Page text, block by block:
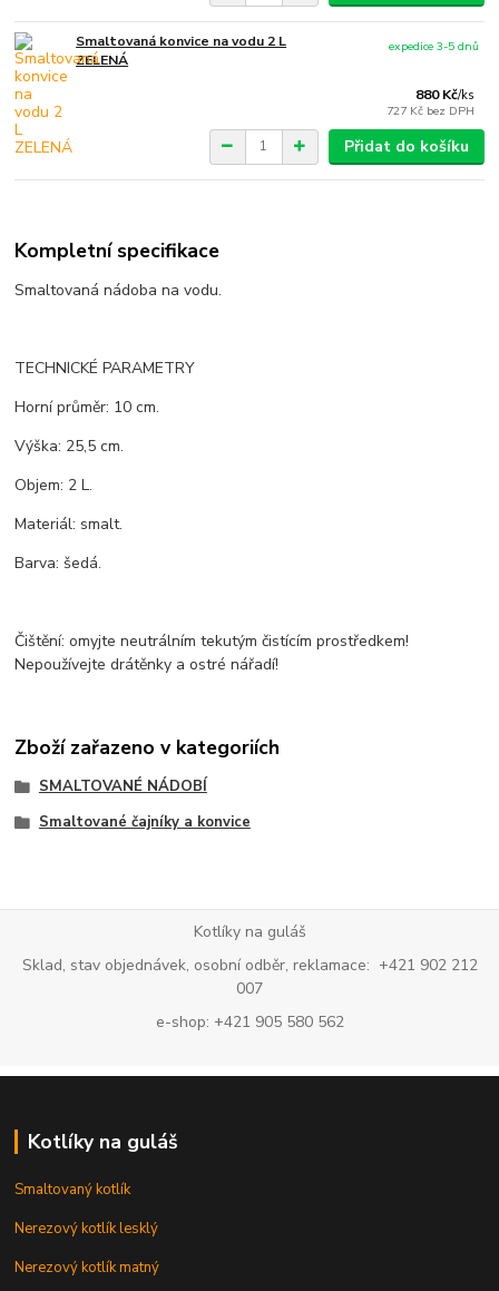
Smaltovaná konvice na vodu 2 L
ZELENÁ
880 Kč/ks
727 Kč bez DPH
expedice 3-5 dnů
Přidat do košíku
Kompletní specifikace
Smaltovaná nádoba na vodu.
TECHNICKÉ PARAMETRY
Horní průměr: 10 cm.
Výška: 25,5 cm.
Objem: 2 L.
Materiál: smalt.
Barva: šedá.
Čištění: omyjte neutrálním tekutým čistícím prostředkem!
Nepoužívejte drátěnky a ostré nářadí!
Zboží zařazeno v kategoriích
SMALTOVANÉ NÁDOBÍ
Smaltované čajníky a konvice
Kotlíky na guláš
Sklad, stav objednávek, osobní odběr, reklamace: +421 902 212
007
e-shop: +421 905 580 562
Kotlíky na guláš
Smaltovaný kotlík
Nerezový kotlík lesklý
Nerezový kotlík matný